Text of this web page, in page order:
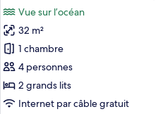
Présidentielle,
2
chambres,
vue
océan
photos
pour
ce
type
de
chambre :
Vue sur l’océan
32 m²
1 chambre
4 personnes
2 grands lits
Internet par câble gratuit